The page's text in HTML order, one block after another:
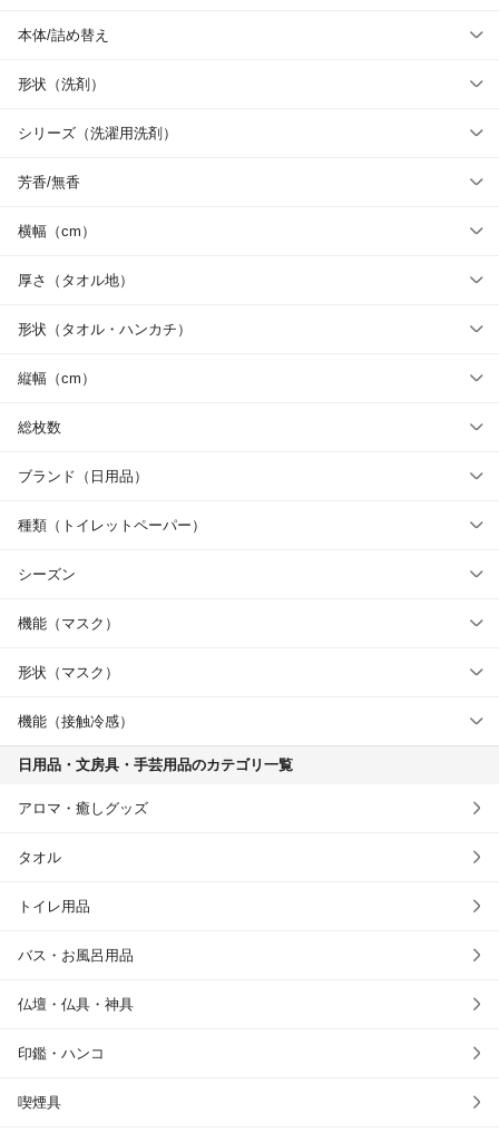
本体/詰め替え
形状（洗剤）
シリーズ（洗濯用洗剤）
芳香/無香
横幅（cm）
厚さ（タオル地）
形状（タオル・ハンカチ）
縦幅（cm）
総枚数
ブランド（日用品）
種類（トイレットペーパー）
シーズン
機能（マスク）
形状（マスク）
機能（接触冷感）
日用品・文房具・手芸用品のカテゴリ一覧
アロマ・癒しグッズ
タオル
トイレ用品
バス・お風呂用品
仏壇・仏具・神具
印鑑・ハンコ
喫煙具